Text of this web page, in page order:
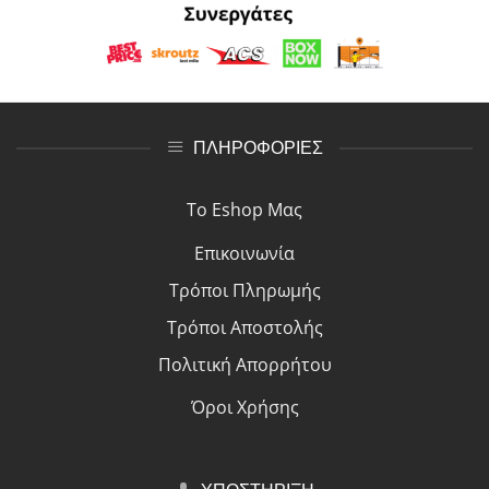
ΠΛΗΡΟΦΟΡΙΕΣ
Το Eshop Μας
Επικοινωνία
Τρόποι Πληρωμής
Τρόποι Αποστολής
Πολιτική Απορρήτου
Όροι Χρήσης